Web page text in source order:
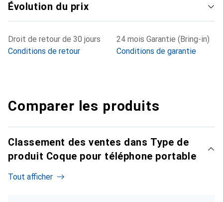
Évolution du prix
Droit de retour de 30 jours
Conditions de retour
24 mois Garantie (Bring-in)
Conditions de garantie
Comparer les produits
Classement des ventes dans Type de
produit Coque pour téléphone portable
Tout afficher